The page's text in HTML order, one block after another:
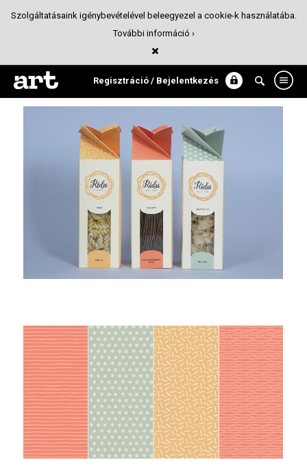
Regisztráció / Bejelentkezés
Rédei tészta
Csomagolás
Szolgáltatásaink igénybevételével beleegyezel a cookie-k használatába.
További információ ›